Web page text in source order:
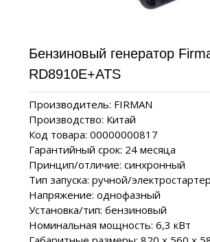
Бензиновый генератор
RD8910E+ATS
Производитель: FIRMAN
Производство: Китай
Код товара: 00000000817
Гарантийный срок: 24 месяца
Принцип/отличие: синхронный
Тип запуска: ручной/
Напряжение: однофазный
Установка/тип: бензиновый
Номинальная мощность: 6,3 кВт